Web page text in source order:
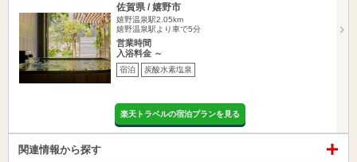
佐賀県 / 嬉野市
嬉野温泉駅2.05km
嬉野温泉駅より車で5分
営業時間
入浴料金 ～
宿泊 炭酸水素塩泉
楽天トラベルの宿泊プランを見る
関連情報から探す